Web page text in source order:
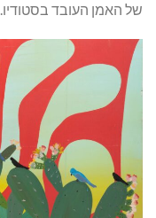
של האמן העובד בסטודיו.